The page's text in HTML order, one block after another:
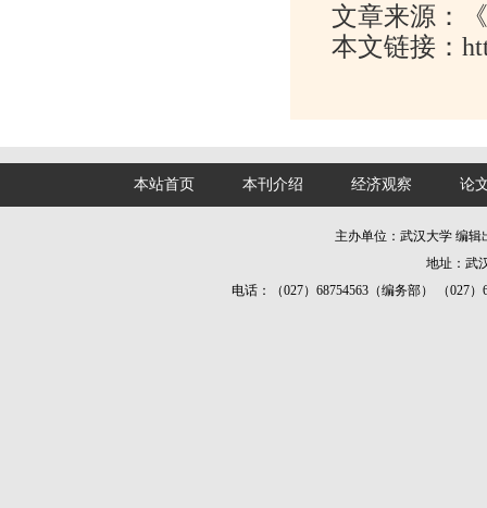
文章来源：
本文链接：
本站首页 本刊介绍 经济观察 论
主办单位：武汉大学 编
地址：武
电话：（027）68754563（编务部） （027